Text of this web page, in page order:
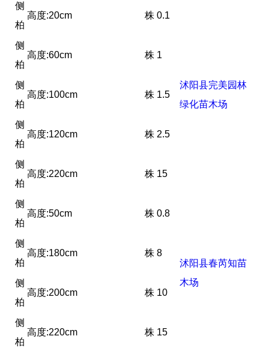
侧
柏
高度:20cm 株 0.1
沭阳县完美园林
绿化苗木场
侧
柏
高度:60cm 株 1
侧
柏
高度:100cm 株 1.5
侧
柏
高度:120cm 株 2.5
侧
柏
高度:220cm 株 15
侧
柏
高度:50cm 株 0.8
沭阳县春芮知苗
木场
侧
柏
高度:180cm 株 8
侧
柏
高度:200cm 株 10
侧
柏
高度:220cm 株 15